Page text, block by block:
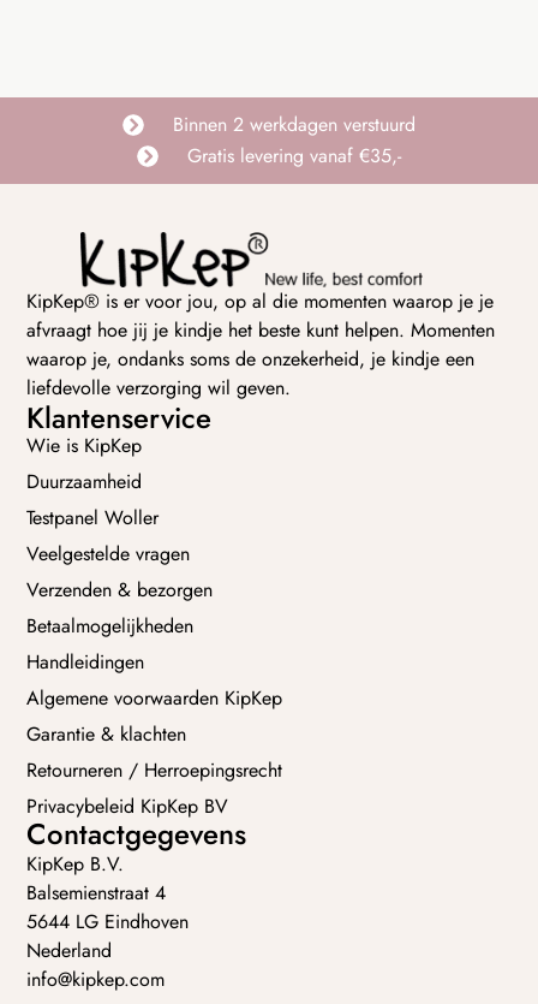
Binnen 2 werkdagen verstuurd
Gratis levering vanaf €35,-
KipKep® is er voor jou, op al die momenten waarop je je
afvraagt hoe jij je kindje het beste kunt helpen. Momenten
waarop je, ondanks soms de onzekerheid, je kindje een
liefdevolle verzorging wil geven.
Klantenservice
Wie is KipKep
Duurzaamheid
Testpanel Woller
Veelgestelde vragen
Verzenden & bezorgen
Betaalmogelijkheden
Handleidingen
Algemene voorwaarden KipKep
Garantie & klachten
Retourneren / Herroepingsrecht
Privacybeleid KipKep BV
Contactgegevens
KipKep B.V.
Balsemienstraat 4
5644 LG Eindhoven
Nederland
info@kipkep.com